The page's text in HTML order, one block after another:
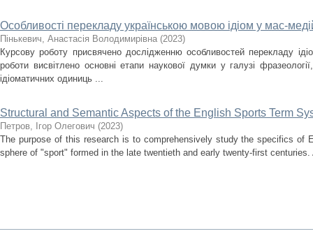
Особливості перекладу українською мовою iдiом у мас-
Пінькевич, Анастасія Володимирівна (2023)
Курсову роботу присвячено дослідженню особливостей перекладу
роботи висвітлено основні етапи наукової думки у галузі
ідіоматичних одиниць ...
Structural and Semantic Aspects of the English Sports Term
Петров, Ігор Олегович (2023)
The purpose of this research is to comprehensively study the specifics of
sphere of "sport" formed in the late twentieth and early twenty-first